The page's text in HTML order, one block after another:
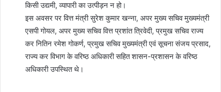
किसी उद्यमी, व्यापारी का उत्पीड़न न हो।
इस अवसर पर वित्त मंत्री सुरेश कुमार खन्ना, अपर मुख्य सचिव मुख्यमंत्री
एसपी गोयल, अपर मुख्य सचिव वित्त प्रशांत त्रिवेदी, प्रमुख सचिव राज्य
कर नितिन रमेश गोकर्ण, प्रमुख सचिव मुख्यमंत्री एवं सूचना संजय प्रसाद,
राज्य कर विभाग के वरिष्ठ अधिकारी सहित शासन-प्रशासन के वरिष्ठ
अधिकारी उपस्थित थे।